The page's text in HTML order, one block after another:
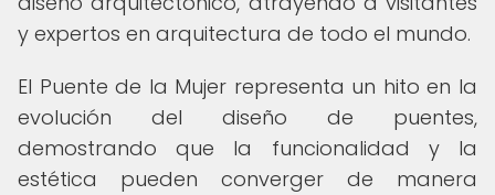
y expertos en arquitectura de todo el mundo.
El Puente de la Mujer representa un hito en la
evolución del diseño de puentes,
demostrando que la funcionalidad y la
estética pueden converger de manera